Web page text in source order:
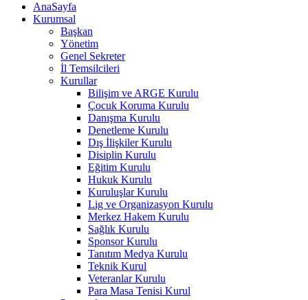
AnaSayfa
Kurumsal
Başkan
Yönetim
Genel Sekreter
İl Temsilcileri
Kurullar
Bilişim ve ARGE Kurulu
Çocuk Koruma Kurulu
Danışma Kurulu
Denetleme Kurulu
Dış İlişkiler Kurulu
Disiplin Kurulu
Eğitim Kurulu
Hukuk Kurulu
Kuruluşlar Kurulu
Lig ve Organizasyon Kurulu
Merkez Hakem Kurulu
Sağlık Kurulu
Sponsor Kurulu
Tanıtım Medya Kurulu
Teknik Kurul
Veteranlar Kurulu
Para Masa Tenisi Kurul